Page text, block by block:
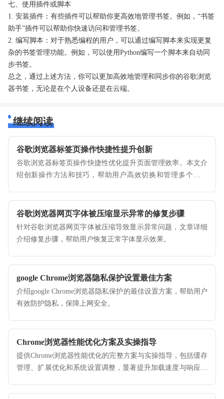
七、使用插件或脚本
1. 安装插件：有些插件可以帮助你更高效地管理书签。例如，“书签
助手”插件可以帮助你快速访问和管理书签。
2. 编写脚本：对于熟悉编程的用户，可以通过编写脚本来实现更复
杂的书签管理功能。例如，可以使用Python编写一个脚本来自动同
步书签。
总之，通过上述方法，你可以更加高效地管理和同步你的谷歌浏览
器书签，无论是在个人设备还是在云端。
继续阅读
谷歌浏览器标签页操作快捷性提升创新
谷歌浏览器标签页操作快捷性优化提升页面管理效率。本文介
绍创新操作方法和技巧，帮助用户高效切换和管理多个标签
谷歌浏览器网页字体被压缩显示异常的修复步骤
针对谷歌浏览器网页字体被压缩导致显示异常问题，文章详细
介绍修复步骤，帮助用户恢复正常字体显示效果。
google Chrome浏览器隐私保护设置最佳方案
介绍google Chrome浏览器隐私保护的最佳设置方案，帮助用户
有效防护隐私，保障上网安全。
Chrome浏览器性能优化方案及实操指导
提供Chrome浏览器性能优化的完整方案与实操指导，包括缓存
管理、扩展优化和系统设置调整，显著提升加载速度与响应效